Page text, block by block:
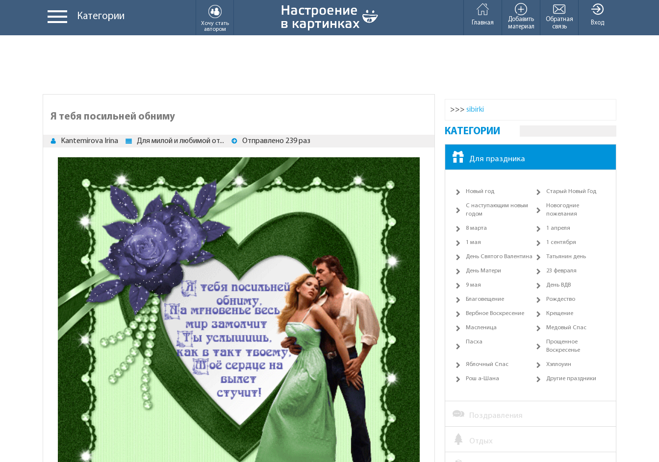
Категории
Хочу стать
автором
Вход
Обратная
связь
Добавить
материал
Главная
Я тебя посильней обниму
Kantemirova Irina Для милой и любимой от... Отправлено 239 раз
>>> sibirki
КАТЕГОРИИ
Для праздника
Новый год Старый Новый Год
С наступающим новым
годом
Новогодние
пожелания
8 марта 1 апреля
1 мая 1 сентября
День Святого Валентина Татьянин день
День Матери 23 февраля
9 мая День ВДВ
Благовещение Рождество
Вербное Воскресение Крещение
Масленица Медовый Спас
Пасха
Прощенное
Воскресенье
Яблочный Спас Хэллоуин
Рош а-Шана Другие праздники
Поздравления
Отдых